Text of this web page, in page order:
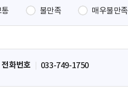
통 불만족 매우불만족
전화번호 033-749-1750